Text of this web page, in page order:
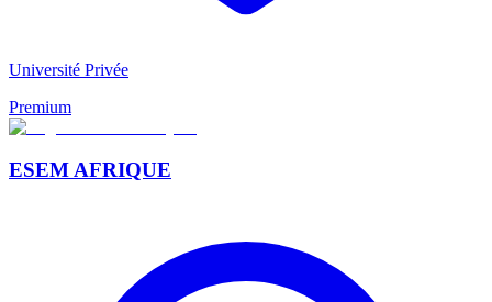
Université Privée
Premium
ESEM AFRIQUE